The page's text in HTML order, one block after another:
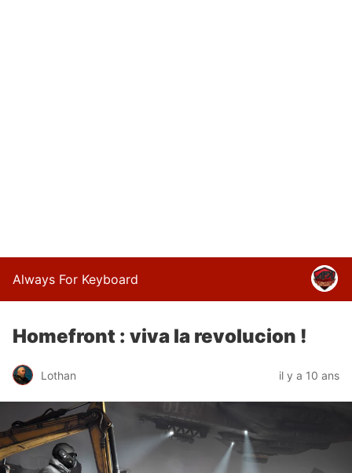
Always For Keyboard
Homefront : viva la revolucion !
Lothan il y a 10 ans